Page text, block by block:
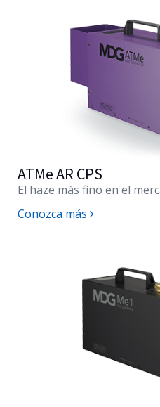
ATMe AR CPS
El haze más fino en el
Conozca más